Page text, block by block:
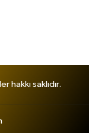
hakkı saklıdır.